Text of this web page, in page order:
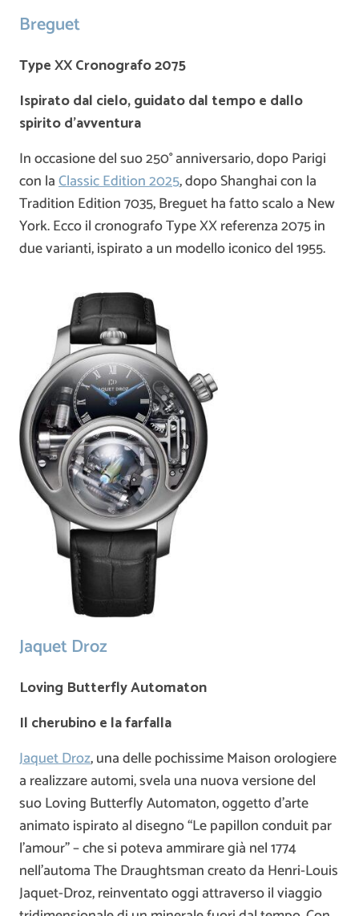
Breguet
Type XX Cronografo 2075
Ispirato dal cielo, guidato dal tempo e dallo
spirito d’avventura
In occasione del suo 250° anniversario, dopo Parigi
con laClassic Edition 2025, dopo Shanghai con la
Tradition Edition 7035, Breguet ha fatto scalo a New
York. Ecco il cronografo Type XX referenza 2075 in
due varianti, ispirato a un modello iconico del 1955.
Jaquet Droz
Loving Butterfly Automaton
Il cherubino e la farfalla
Jaquet Droz, una delle pochissime Maison orologiere
a realizzare automi, svela una nuova versione del
suo Loving Butterfly Automaton, oggetto d’arte
animato ispirato al disegno “Le papillon conduit par
l’amour” – che si poteva ammirare già nel 1774
nell’automa The Draughtsman creato da Henri-Louis
Jaquet-Droz, reinventato oggi attraverso il viaggio